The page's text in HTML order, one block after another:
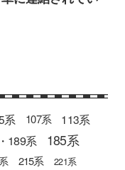
系 107系 113系
189系 185系
215系 221系